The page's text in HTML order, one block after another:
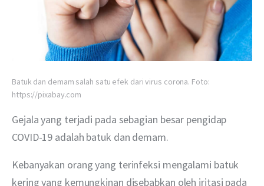
Batuk dan demam salah satu efek dari virus corona. Foto:
https://pixabay.com
Gejala yang terjadi pada sebagian besar pengidap
COVID-19 adalah batuk dan demam.
Kebanyakan orang yang terinfeksi mengalami batuk
kering yang kemungkinan disebabkan oleh iritasi pada